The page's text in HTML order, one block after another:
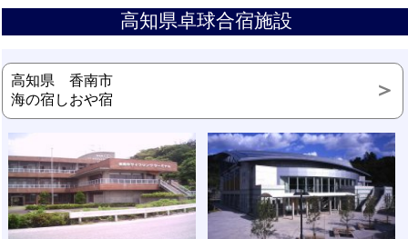
高知県卓球合宿施設
高知県 香南市
海の宿しおや宿